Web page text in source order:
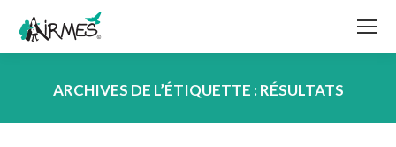
ARCHIVES DE L’ÉTIQUETTE :RÉSULTATS